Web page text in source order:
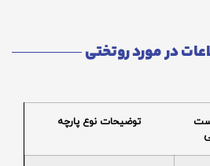
در مورد روتختی
ست
توضیحات نوع پارچه